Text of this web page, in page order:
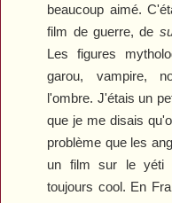
beaucoup aimé.
film de guerre, de
Les figures
garou, vampire,
l'ombre. J'étais un
que je me disais
problème que les a
un film sur le yéti
toujours cool. En